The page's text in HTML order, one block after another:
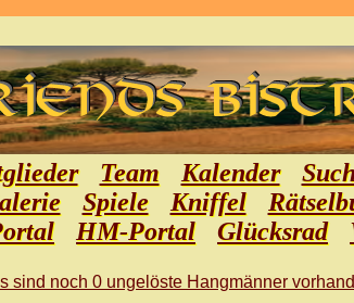
Team Kalender
Spiele Kniffel
HM-Portal Glücksrad
sind noch 0 ungelöste Hangmänner